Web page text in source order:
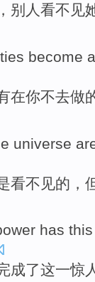
别人看不见
become
在你不去做
universe
看不见的，
has this
成了这一惊